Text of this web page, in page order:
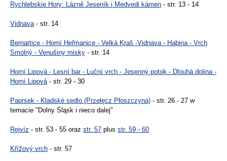
Rychlebskie Hory: Lázně Jeseník i Medvedi kámen - str. 13 - 14
Vidnava- str. 14
Bernartice - Horní Heřmanice - Velká Kraš -Vidnava - Habina - Vrch
Smolný - Venušiny misky - str. 14
Horní Lipová - Lesní bar - Luční vrch - Jesenný potok - Dlouhá dolina -
Horní Lipová- str. 29 - 30
Paprsek - Kladské sedlo (Przełęcz Płoszczyna) - str. 26 - 27 w
temacie "Dolny Śląsk i nieco dalej"
Rejvíz - str. 53 - 55 oraz str. 57 plus str. 59 - 60
Křížový vrch - str. 57